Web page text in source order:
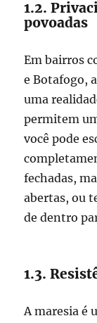
1.2.
povoadas
Em bairros
e Botafogo,
uma
permitem
você pode
fechadas,
abertas, ou
de dentro
1.3.
A maresia é